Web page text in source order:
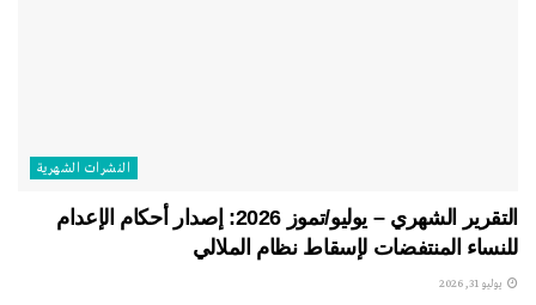
النشرات الشهریة
التقرير الشهري – يوليو/تموز 2026: إصدار أحكام الإعدام
للنساء المنتفضات لإسقاط نظام الملالي
يوليو 31, 2026